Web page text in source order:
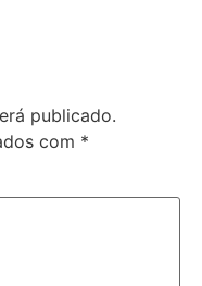
publicado.
com *